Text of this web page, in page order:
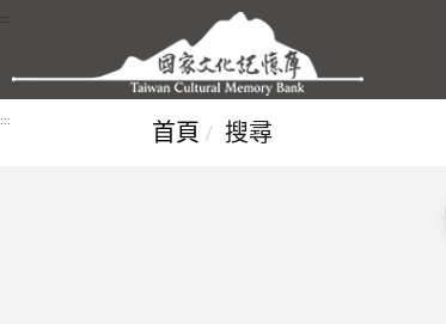
跳到主要內容區塊
:::
::: 首頁 搜尋